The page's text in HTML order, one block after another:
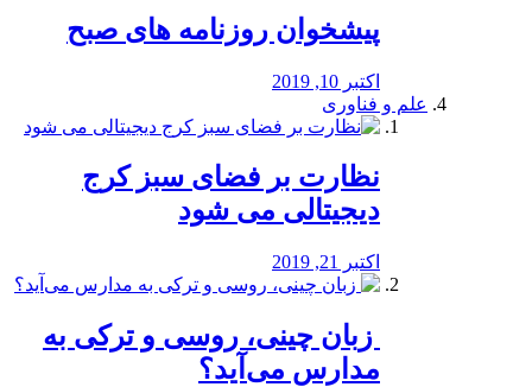
پیشخوان روزنامه های صبح
اکتبر 10, 2019
علم و فناوری
نظارت بر فضای سبز کرج
دیجیتالی می شود
اکتبر 21, 2019
️ زبان چینی، روسی و ترکی به
مدارس می‌آید؟